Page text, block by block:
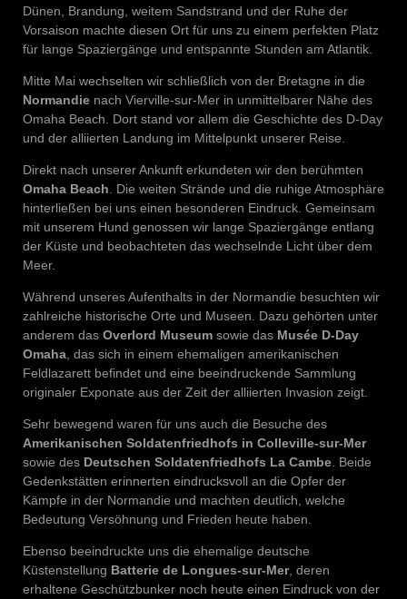
Dünen, Brandung, weitem Sandstrand und der Ruhe der
Vorsaison machte diesen Ort für uns zu einem perfekten Platz
für lange Spaziergänge und entspannte Stunden am Atlantik.
Mitte Mai wechselten wir schließlich von der Bretagne in die
Normandie nach Vierville-sur-Mer in unmittelbarer Nähe des
Omaha Beach. Dort stand vor allem die Geschichte des D-Day
und der alliierten Landung im Mittelpunkt unserer Reise.
Direkt nach unserer Ankunft erkundeten wir den berühmten
Omaha Beach . Die weiten Strände und die ruhige Atmosphäre
hinterließen bei uns einen besonderen Eindruck. Gemeinsam
mit unserem Hund genossen wir lange Spaziergänge entlang
der Küste und beobachteten das wechselnde Licht über dem
Meer.
Während unseres Aufenthalts in der Normandie besuchten wir
zahlreiche historische Orte und Museen. Dazu gehörten unter
anderem das Overlord Museum sowie das Musée D-Day
Omaha , das sich in einem ehemaligen amerikanischen
Feldlazarett befindet und eine beeindruckende Sammlung
originaler Exponate aus der Zeit der alliierten Invasion zeigt.
Sehr bewegend waren für uns auch die Besuche des
Amerikanischen Soldatenfriedhofs in Colleville-sur-Mer
sowie des Deutschen Soldatenfriedhofs La Cambe . Beide
Gedenkstätten erinnerten eindrucksvoll an die Opfer der
Kämpfe in der Normandie und machten deutlich, welche
Bedeutung Versöhnung und Frieden heute haben.
Ebenso beeindruckte uns die ehemalige deutsche
Küstenstellung Batterie de Longues-sur-Mer, deren
erhaltene Geschützbunker noch heute einen Eindruck von der